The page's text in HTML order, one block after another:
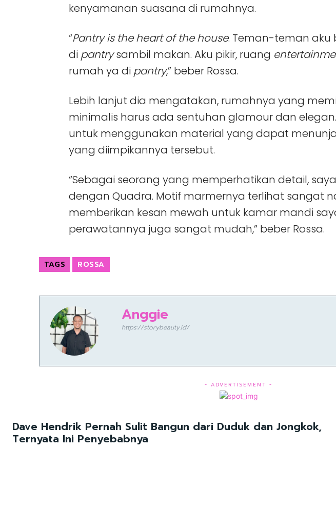
kenyamanan suasana di rumahnya.
“Pantry is the heart of the house. Teman-teman aku
di pantrysambil makan. Aku pikir, ruang
rumah ya di pantry,” beber Rossa.
Lebih lanjut dia mengatakan, rumahnya yang
minimalis harus ada sentuhan glamour dan
untuk menggunakan material yang dapat
yang diimpikannya tersebut.
“Sebagai seorang yang memperhatikan detail,
dengan Quadra. Motif marmernya terlihat sangat
memberikan kesan mewah untuk kamar mandi
perawatannya juga sangat mudah,” beber Rossa.
TAGS ROSSA
Anggie
https://storybeauty.id/
- ADVERTISEMENT -
Dave Hendrik Pernah Sulit Bangun dari Duduk dan Jongkok,
Ternyata Ini Penyebabnya